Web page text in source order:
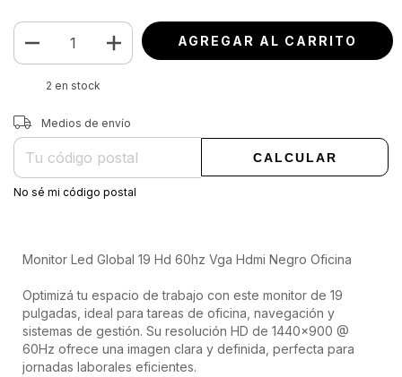
2 en stock
Entregas para el CP:
Medios de envío
CALCULAR
No sé mi código postal
Monitor Led Global 19 Hd 60hz Vga Hdmi Negro Oficina
Optimizá tu espacio de trabajo con este monitor de 19
pulgadas, ideal para tareas de oficina, navegación y
sistemas de gestión. Su resolución HD de 1440x900 @
60Hz ofrece una imagen clara y definida, perfecta para
jornadas laborales eficientes.